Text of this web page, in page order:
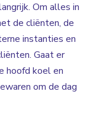
Om alles in
de cliënten, de
instanties en
Gaat er
hoofd koel en
om de dag